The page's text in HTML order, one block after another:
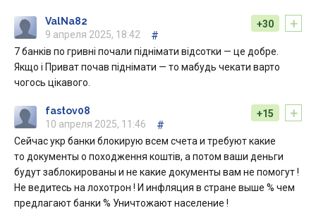
+
+30
ValNa82
9 апреля 2025, 18:42
#
7 банків по гривні почали піднімати відсотки — це добре.
Якщо і Приват почав піднімати — то мабудь чекати варто
чогось цікавого.
+
+15
fastov08
10 апреля 2025, 11:46
#
Сейчас укр банки блокирую всем счета и требуют какие
то документы о походження коштiв, а потом ваши деньги
будут заблокированы и не какие документы вам не помогут !
Не ведитесь на лохотрон ! И инфляция в стране выше % чем
предлагают банки % Уничтожают население !